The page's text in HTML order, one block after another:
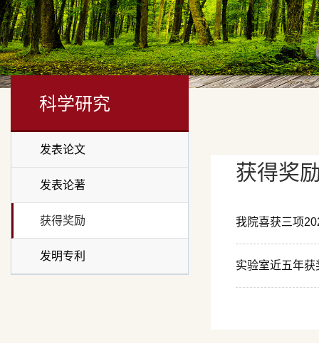
科学研究
发表论文
发表论著
获得奖励
发明专利
获得奖
我院喜获三项
实验室近五年获